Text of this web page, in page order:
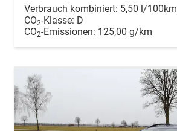
Verbrauch kombiniert: 5,50 l/100km
CO2-Klasse: D
CO2-Emissionen: 125,00 g/km